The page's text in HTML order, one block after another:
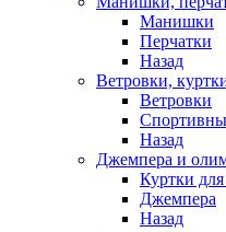
Манишки
Перчатки
Назад
Ветровки,
Ветровки
Назад
Джемпера и
Куртки
Джемпера
Назад